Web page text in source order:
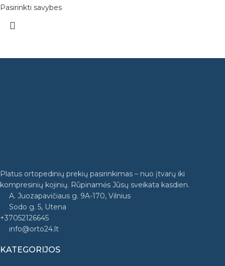
Pasirinkti savybes
Platus ortopedinių prekių pasirinkimas – nuo įtvarų iki
kompresinių kojinių. Rūpinamės Jūsų sveikata kasdien.
A. Juozapavičiaus g. 9A-170, Vilnius
Sodo g. 5, Utena
+37052126645
info@orto24.lt
KATEGORIJOS